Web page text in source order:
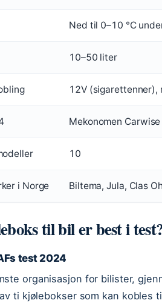
Ned til 0–10 °C
10–50 liter
12V (sigarettenner),
Mekonomen Carwise
10
i Norge Biltema, Jula, Clas
til bil er best i
test 2024
organisasjon for bilister,
ti kjølebokser som kan kobles